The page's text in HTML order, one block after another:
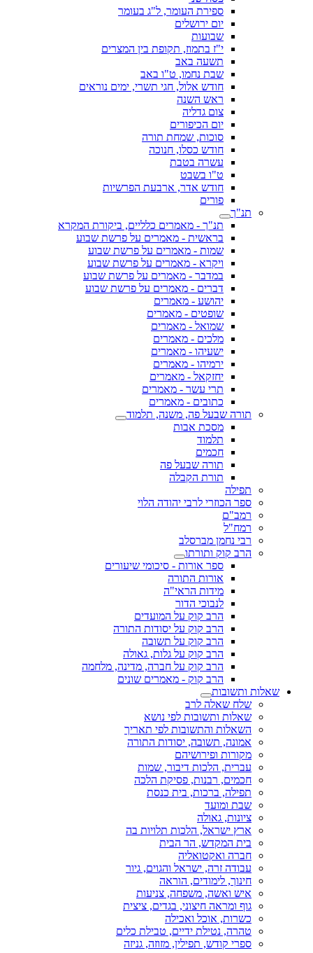
ספירת העומר, ל"ג בעומר
יום ירושלים
שבועות
י"ז בתמוז, תקופת בין המצרים
תשעה באב
שבת נחמו, ט"ו באב
חודש אלול, חגי תשרי, ימים נוראים
ראש השנה
צום גדליה
יום הכיפורים
סוכות, שמחת תורה
חודש כסלו, חנוכה
עשרה בטבת
ט"ו בשבט
חודש אדר, ארבעת הפרשיות
פורים
תנ"ך
תנ"ך - מאמרים כלליים, ביקורת המקרא
בראשית - מאמרים על פרשת שבוע
שמות - מאמרים על פרשת שבוע
ויקרא - מאמרים על פרשת שבוע
במדבר - מאמרים על פרשת שבוע
דברים - מאמרים על פרשת שבוע
יהושע - מאמרים
שופטים - מאמרים
שמואל - מאמרים
מלכים - מאמרים
ישעיהו - מאמרים
ירמיהו - מאמרים
יחזקאל - מאמרים
תרי עשר - מאמרים
כתובים - מאמרים
תורה שבעל פה, משנה, תלמוד
מסכת אבות
תלמוד
חכמים
תורה שבעל פה
תורת הקבלה
תפילה
ספר הכוזרי לרבי יהודה הלוי
רמב"ם
רמח"ל
רבי נחמן מברסלב
הרב קוק ותורתו
ספר אורות - סיכומי שיעורים
אורות התורה
מידות הראי"ה
לנבוכי הדור
הרב קוק על המועדים
הרב קוק על יסודות התורה
הרב קוק על תשובה
הרב קוק על גלות, גאולה
הרב קוק על חברה, מדינה, מלחמה
הרב קוק - מאמרים שונים
שאלות ותשובות
שלח שאלה לרב
שאלות ותשובות לפי נושא
השאלות והתשובות לפי תאריך
אמונה, תשובה, יסודות התורה
מקורות ופירושיהם
עברית, הלכות דיבור, שמות
חכמים, רבנות, פסיקת הלכה
תפילה, ברכות, בית כנסת
שבת ומועד
ציונות, גאולה
ארץ ישראל, הלכות תלויות בה
בית המקדש, הר הבית
חברה ואקטואליה
עבודה זרה, ישראל והגוים, גיור
חינוך, לימודים, הוראה
איש ואשה, משפחה, צניעות
גוף ומראה חיצוני, בגדים, ציצית
כשרות, אוכל ואכילה
טהרה, נטילת ידיים, טבילת כלים
ספרי קודש, תפילין, מזוזה, גניזה